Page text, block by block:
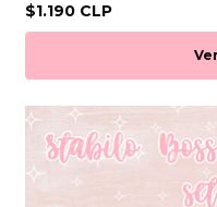
$1.190 CLP